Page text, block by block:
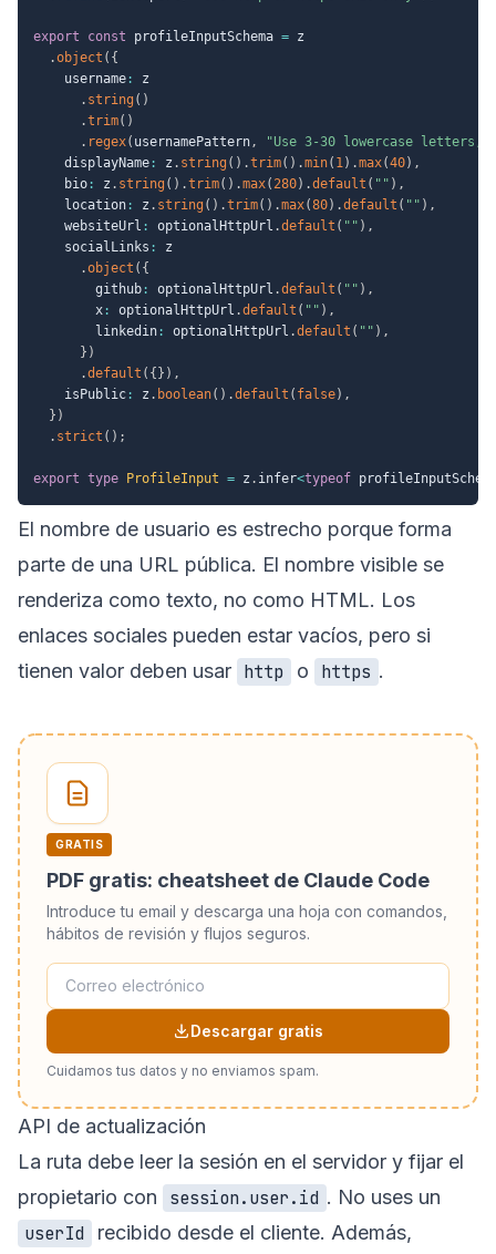
export const profileInputSchema = z
.object ( {
    username
:
z
. string ( )
.trim( )
. regex( usernamePattern,
"Use 3-30 lowercase letters,
    displayName
: z . string ( ) .trim( ) .min( 1) .max(40) ,
    bio
: z . string ( ) .trim( ) .max( 280) .default ( "" ) ,
    location
: z . string ( ) .trim( ) .max(80) .default ( "" ) ,
    websiteUrl
: optionalHttpUrl .default ( "" ) ,
    socialLinks
:
z
.object ( {
        github
: optionalHttpUrl .default ( "" ) ,
        x
: optionalHttpUrl .default ( "" ) ,
        linkedin
: optionalHttpUrl .default ( "" ) ,
} )
.default ( { } ) ,
    isPublic
: z . boolean( ) .default ( false) ,
} )
. strict ( ) ;
export type ProfileInput = z . infer<typeof
El nombre de usuario es estrecho porque forma
parte de una URL pública. El nombre visible se
renderiza como texto, no como HTML. Los
enlaces sociales pueden estar vacíos, pero si
tienen valor deben usar http o https .
GRATIS
PDF gratis: cheatsheet de Claude Code
Introduce tu email y descarga una hoja con comandos,
hábitos de revisión y flujos seguros.
Descargar gratis
Cuidamos tus datos y no enviamos spam.
API de actualización
La ruta debe leer la sesión en el servidor y fijar el
propietario con
session.user.id . No uses un
userId
recibido desde el cliente. Además,